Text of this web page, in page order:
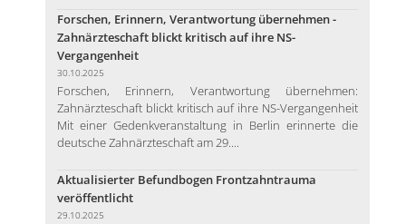
Forschen, Erinnern, Verantwortung übernehmen -
Zahnärzteschaft blickt kritisch auf ihre NS-
Vergangenheit
30.10.2025
Forschen, Erinnern, Verantwortung übernehmen:
Zahnärzteschaft blickt kritisch auf ihre NS-Vergangenheit
Mit einer Gedenkveranstaltung in Berlin erinnerte die
deutsche Zahnärzteschaft am 29....
Aktualisierter Befundbogen Frontzahntrauma
veröffentlicht
29.10.2025